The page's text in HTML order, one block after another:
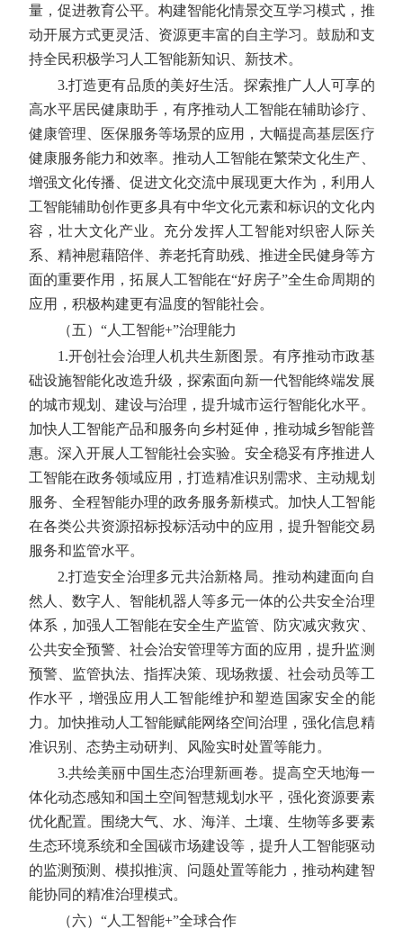
量，促进教育公平。构建智能化情景交互学习模式，推
动开展方式更灵活、资源更丰富的自主学习。鼓励和支
持全民积极学习人工智能新知识、新技术。
3.打造更有品质的美好生活。 探索推广人人可享的
高水平居民健康助手，有序推动人工智能在辅助诊疗、
健康管理、医保服务等场景的应用，大幅提高基层医疗
健康服务能力和效率。推动人工智能在繁荣文化生产、
增强文化传播、促进文化交流中展现更大作为，利用人
工智能辅助创作更多具有中华文化元素和标识的文化内
容，壮大文化产业。充分发挥人工智能对织密人际关
系、精神慰藉陪伴、养老托育助残、推进全民健身等方
面的重要作用，拓展人工智能在“好房子”全生命周期的
应用，积极构建更有温度的智能社会。
（五）“人工智能+”治理能力
1.开创社会治理人机共生新图景。有序推动市政基
础设施智能化改造升级，探索面向新一代智能终端发展
的城市规划、建设与治理，提升城市运行智能化水平。
加快人工智能产品和服务向乡村延伸，推动城乡智能普
惠。深入开展人工智能社会实验。安全稳妥有序推进人
工智能在政务领域应用，打造精准识别需求、主动规划
服务、全程智能办理的政务服务新模式。加快人工智能
在各类公共资源招标投标活动中的应用，提升智能交易
服务和监管水平。
2.打造安全治理多元共治新格局。推动构建面向自
然人、数字人、智能机器人等多元一体的公共安全治理
体系，加强人工智能在安全生产监管、防灾减灾救灾、
公共安全预警、社会治安管理等方面的应用，提升监测
预警、监管执法、指挥决策、现场救援、社会动员等工
作水平，增强应用人工智能维护和塑造国家安全的能
力。加快推动人工智能赋能网络空间治理，强化信息精
准识别、态势主动研判、风险实时处置等能力。
3.共绘美丽中国生态治理新画卷。提高空天地海一
体化动态感知和国土空间智慧规划水平，强化资源要素
优化配置。围绕大气、水、海洋、土壤、生物等多要素
生态环境系统和全国碳市场建设等，提升人工智能驱动
的监测预测、模拟推演、问题处置等能力，推动构建智
能协同的精准治理模式。
（六）“人工智能+”全球合作